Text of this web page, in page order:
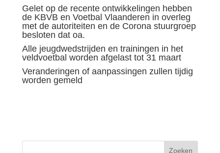
Gelet op de recente ontwikkelingen hebben
de KBVB en Voetbal Vlaanderen in overleg
met de autoriteiten en de Corona stuurgroep
besloten dat oa.
Alle jeugdwedstrijden en trainingen in het
veldvoetbal worden afgelast tot 31 maart
Veranderingen of aanpassingen zullen tijdig
worden gemeld